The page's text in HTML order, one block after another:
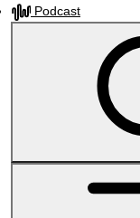
Podcast